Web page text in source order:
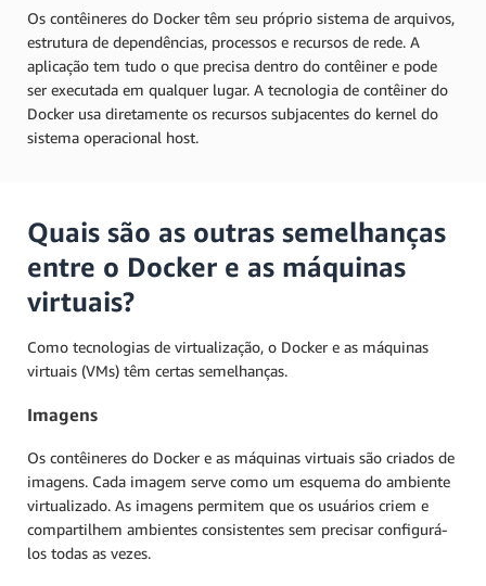
Os contêineres do Docker têm seu próprio sistema de arquivos,
estrutura de dependências, processos e recursos de rede. A
aplicação tem tudo o que precisa dentro do contêiner e pode
ser executada em qualquer lugar. A tecnologia de contêiner do
Docker usa diretamente os recursos subjacentes do kernel do
sistema operacional host.
Quais são as outras semelhanças
entre o Docker e as máquinas
virtuais?
Como tecnologias de virtualização, o Docker e as máquinas
virtuais (VMs) têm certas semelhanças.
Imagens
Os contêineres do Docker e as máquinas virtuais são criados de
imagens. Cada imagem serve como um esquema do ambiente
virtualizado. As imagens permitem que os usuários criem e
compartilhem ambientes consistentes sem precisar configurá-
los todas as vezes.